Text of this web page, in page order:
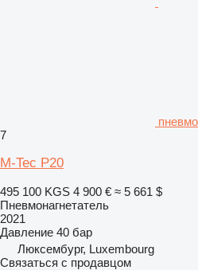
7
M-Tec P20
495 100 KGS 4 900 € ≈ 5 661 $
Пневмонагнетатель
2021
Давление 40 бар
Люксембург, Luxembourg
Связаться с продавцом